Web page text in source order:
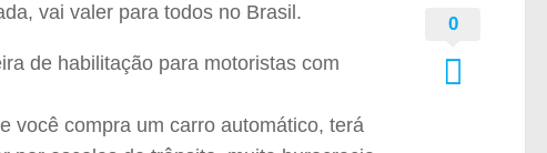
vai valer para todos no Brasil.
de habilitação para motoristas com
você compra um carro automático, terá
0